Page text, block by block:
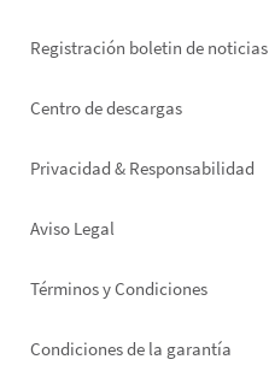
Registración boletin de noticias
Footer
Centro de descargas
Privacidad & Responsabilidad
Aviso Legal
Términos y Condiciones
Condiciones de la garantía